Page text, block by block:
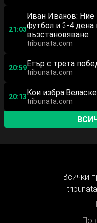
21:03
Иван Иванов: Ние
футбол и 3-4 дена
възстановяване
tribunata.com
20:59Етър с трета
tribunata.com
20:13Кои избра
tribunata.com
Всички